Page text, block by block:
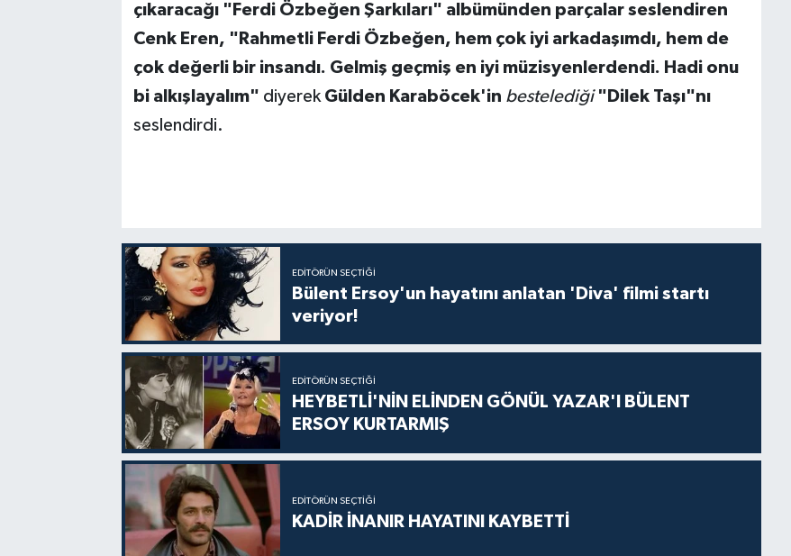
çıkaracağı "Ferdi Özbeğen Şarkıları" albümünden parçalar seslendiren
Cenk Eren, "Rahmetli Ferdi Özbeğen, hem çok iyi arkadaşımdı, hem de
çok değerli bir insandı. Gelmiş geçmiş en iyi müzisyenlerdendi. Hadi onu
bi alkışlayalım" diyerekGülden Karaböcek'in bestelediği "Dilek Taşı"nı
seslendirdi.
EDITÖRÜN SEÇTIĞI
Bülent Ersoy'un hayatını anlatan 'Diva' filmi startı
veriyor!
EDITÖRÜN SEÇTIĞI
HEYBETLİ'NİN ELİNDEN GÖNÜL YAZAR'I BÜLENT
ERSOY KURTARMIŞ
EDITÖRÜN SEÇTIĞI
KADİR İNANIR HAYATINI KAYBETTİ